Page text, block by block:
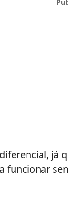
já
funcionar